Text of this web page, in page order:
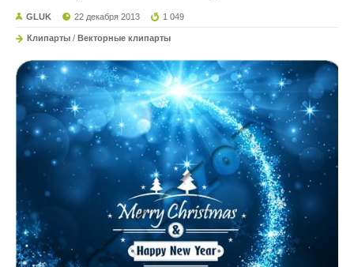
GLUK 22 декабря 2013 1 049
Клипарты / Векторные клипарты